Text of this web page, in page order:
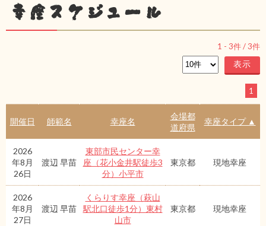
幸座スケジュール
1 - 3件 /3件
1
開催日 師範名 幸座名
会場都
道府県
幸座タイプ ▲
2026
年8月
26日
渡辺 早苗
東部市民センター幸
座（花小金井駅徒歩3
分）小平市
東京都 現地幸座
2026
年8月
27日
渡辺 早苗
くらりす幸座（萩山
駅北口徒歩1分）東村
山市
東京都 現地幸座